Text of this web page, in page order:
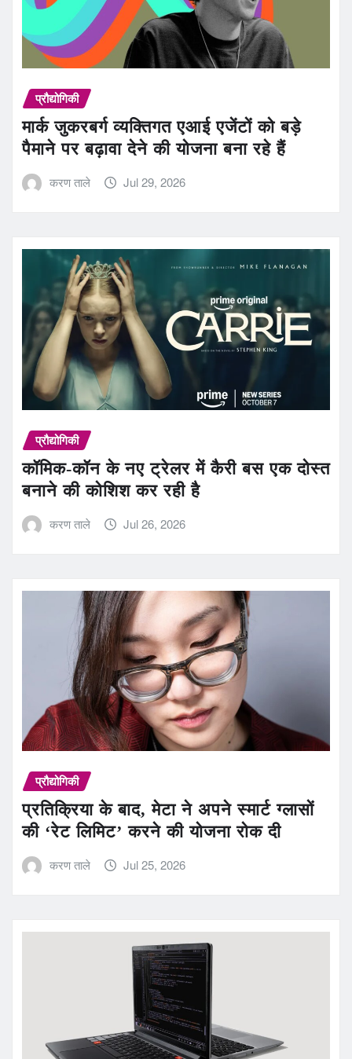
प्रौद्योगिकी
मार्क जुकरबर्ग व्यक्तिगत एआई एजेंटों को बड़े
पैमाने पर बढ़ावा देने की योजना बना रहे हैं
करण ताले Jul 29, 2026
प्रौद्योगिकी
कॉमिक-कॉन के नए ट्रेलर में कैरी बस एक दोस्त
बनाने की कोशिश कर रही है
करण ताले Jul 26, 2026
प्रौद्योगिकी
प्रतिक्रिया के बाद, मेटा ने अपने स्मार्ट ग्लासों
की ‘रेट लिमिट’ करने की योजना रोक दी
करण ताले Jul 25, 2026